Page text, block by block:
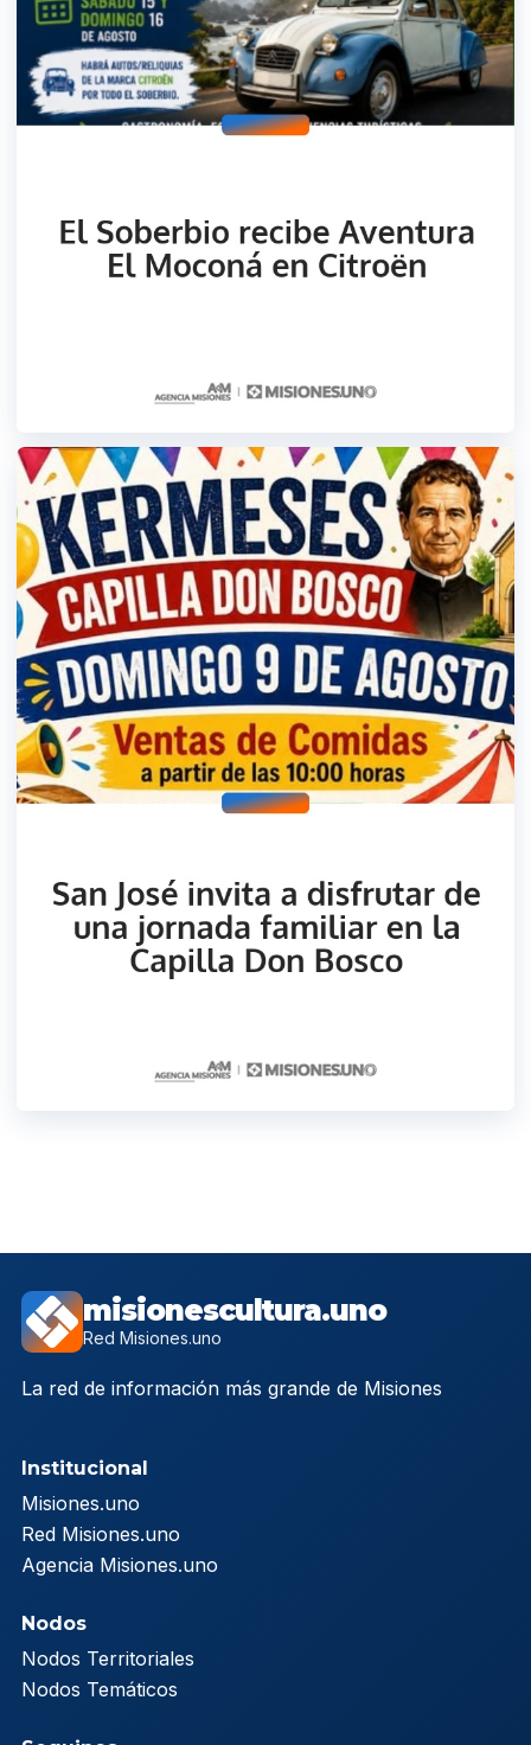
misionescultura.uno
Red Misiones.uno
La red de información más grande de Misiones
Institucional
Misiones.uno
Red Misiones.uno
Agencia Misiones.uno
Nodos
Nodos Territoriales
Nodos Temáticos